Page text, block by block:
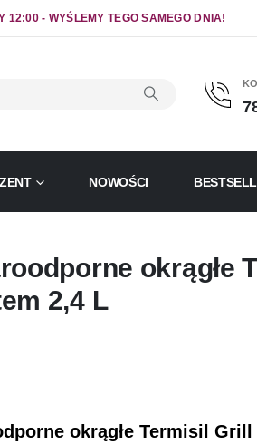
12:00 - WYŚLEMY TEGO SAMEGO DNIA!
NOWOŚCI
okrągłe
2,4 L
okrągłe Termisil